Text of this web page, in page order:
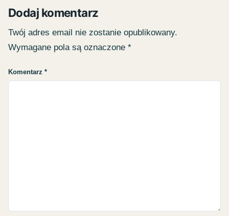
Dodaj komentarz
Twój adres email nie zostanie opublikowany.
Wymagane pola są oznaczone *
Komentarz *